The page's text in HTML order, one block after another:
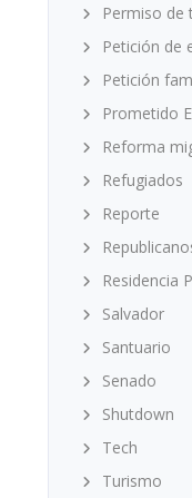
Permiso de
Petición de
Petición
Prometido
Reforma
Refugiados
Reporte
Residencia
Salvador
Santuario
Senado
Shutdown
Tech
Turismo